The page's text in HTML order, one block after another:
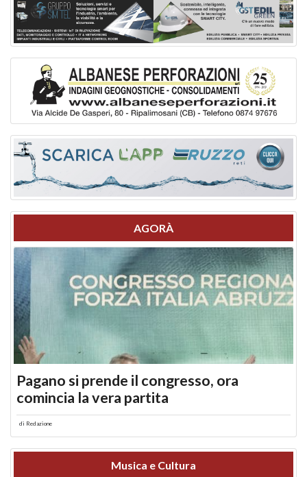
AGORÀ
Pagano si prende il congresso, ora
comincia la vera partita
di Redazione
Musica e Cultura